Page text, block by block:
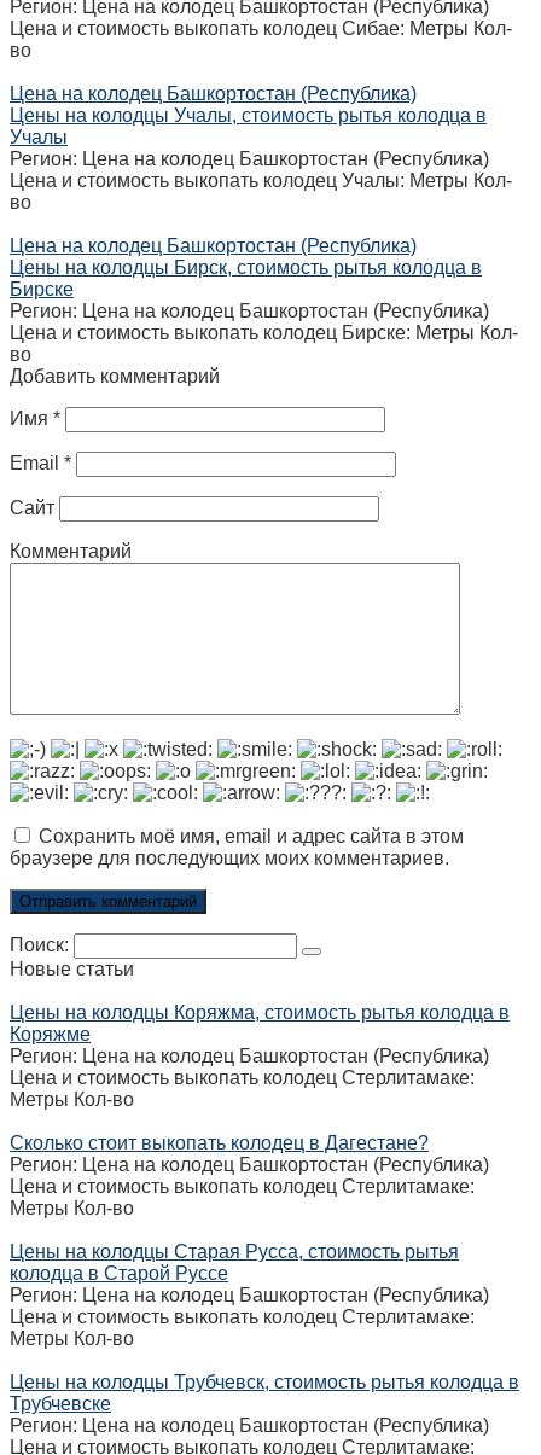
Регион: Цена на колодец Башкортостан (Республика)
Цена и стоимость выкопать колодец Сибае: Метры Кол-
во
Цена на колодец Башкортостан (Республика)
Цены на колодцы Учалы, стоимость рытья колодца в
Учалы
Регион: Цена на колодец Башкортостан (Республика)
Цена и стоимость выкопать колодец Учалы: Метры Кол-
во
Цена на колодец Башкортостан (Республика)
Цены на колодцы Бирск, стоимость рытья колодца в
Бирске
Регион: Цена на колодец Башкортостан (Республика)
Цена и стоимость выкопать колодец Бирске: Метры Кол-
во
Добавить комментарий
Имя *
Email *
Сайт
Комментарий
Сохранить моё имя, email и адрес сайта в этом
браузере для последующих моих комментариев.
Поиск:
Новые статьи
Цены на колодцы Коряжма, стоимость рытья колодца в
Коряжме
Регион: Цена на колодец Башкортостан (Республика)
Цена и стоимость выкопать колодец Стерлитамаке:
Метры Кол-во
Сколько стоит выкопать колодец в Дагестане?
Регион: Цена на колодец Башкортостан (Республика)
Цена и стоимость выкопать колодец Стерлитамаке:
Метры Кол-во
Цены на колодцы Старая Русса, стоимость рытья
колодца в Старой Руссе
Регион: Цена на колодец Башкортостан (Республика)
Цена и стоимость выкопать колодец Стерлитамаке:
Метры Кол-во
Цены на колодцы Трубчевск, стоимость рытья колодца в
Трубчевске
Регион: Цена на колодец Башкортостан (Республика)
Цена и стоимость выкопать колодец Стерлитамаке: